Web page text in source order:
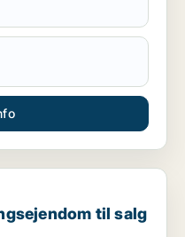
til salg i Storkøbenhavn
til salg